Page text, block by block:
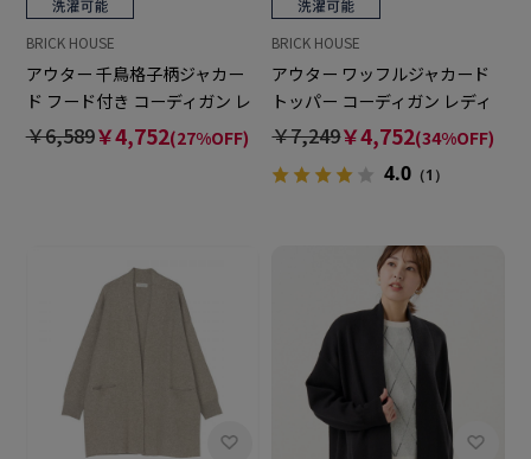
BRICK HOUSE
アウター 千鳥格子柄ジャカー
ド フード付き コーディガン レ
ディース
￥6,589￥4,752(27%OFF)
BRICK HOUSE
アウター ワッフルジャカード
トッパー コーディガン レディ
ース
￥7,249￥4,752(34%OFF)
4.0 （1）